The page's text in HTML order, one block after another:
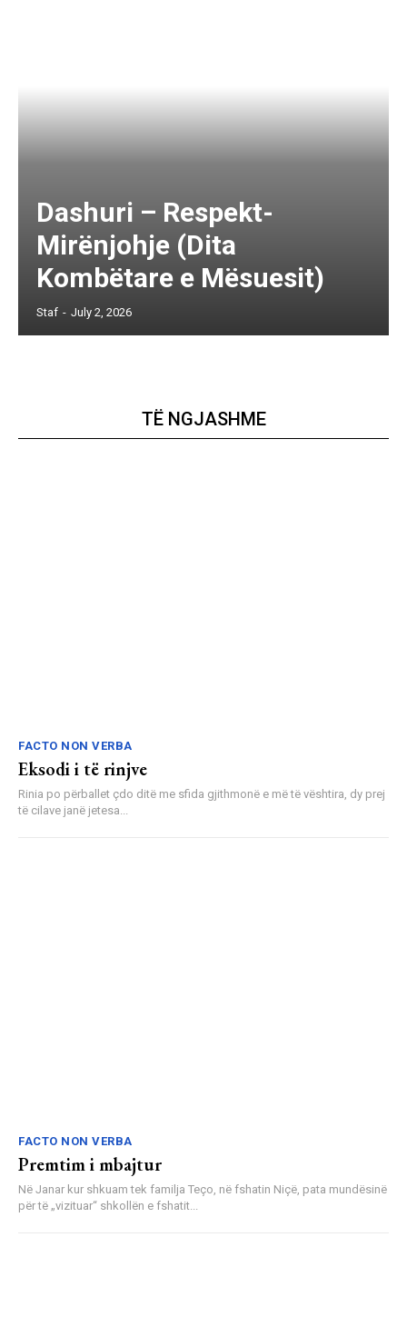
Dashuri – Respekt-
Mirënjohje (Dita
Kombëtare e Mësuesit)
Staf - July 2, 2026
TË NGJASHME
FACTO NON VERBA
Eksodi i të rinjve
Rinia po përballet çdo ditë me sfida gjithmonë e më të vështira, dy prej
të cilave janë jetesa...
FACTO NON VERBA
Premtim i mbajtur
Në Janar kur shkuam tek familja Teço, në fshatin Niçë, pata mundësinë
për të „vizituar“ shkollën e fshatit...